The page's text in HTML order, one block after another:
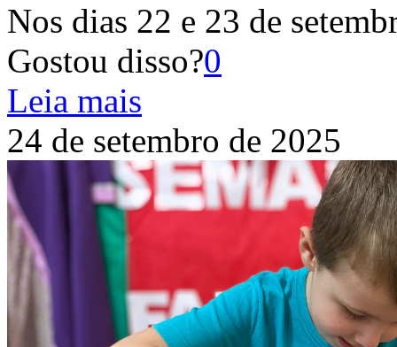
Nos dias 22 e 23 de
Gostou disso?0
Leia mais
24 de setembro de 2025